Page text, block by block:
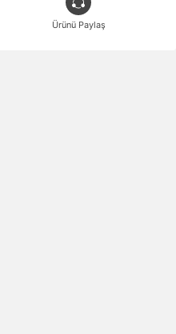
Ürünü Paylaş